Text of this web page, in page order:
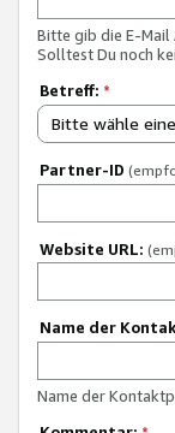
Bitte gib die E-Mail
Solltest Du noch
Betreff: *
Bitte wähle
Partner-ID
Website URL:
Name der
Name der